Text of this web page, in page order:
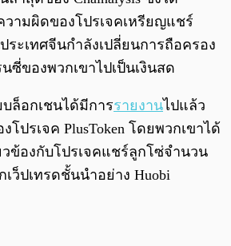
วามผิดของโปรเจคเหรียญแชร์
ระเทศจีนกำลังเปลี่ยนการถือครอง
ซี่ของพวกเขาไปเป็นเงินสด
ล็อกเชนได้มีการรายงานไปแล้ว
โปรเจค PlusToken โดยพวกเขาได้
วข้องกับโปรเจคแชร์ลูกโซ่จำนวน
ว็ปเทรดชั้นนำอย่าง Huobi